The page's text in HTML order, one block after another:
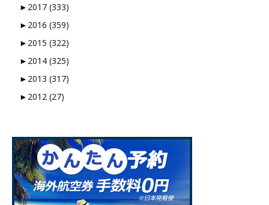
► 2017 (333)
► 2016 (359)
► 2015 (322)
► 2014 (325)
► 2013 (317)
► 2012 (27)